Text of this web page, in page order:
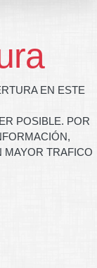
EN ESTE
POSIBLE. POR
MAYOR TRAFICO